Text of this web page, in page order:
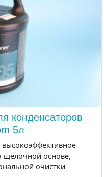
конденсаторов
5л
щелочной основе,
очистки